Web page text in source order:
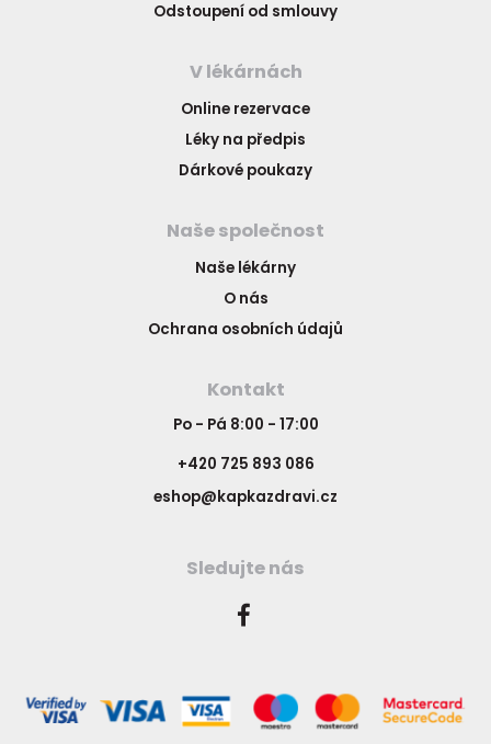
Odstoupení od smlouvy
V lékárnách
Online rezervace
Léky na předpis
Dárkové poukazy
Naše společnost
Naše lékárny
O nás
Ochrana osobních údajů
Kontakt
Po - Pá 8:00 - 17:00
+420 725 893 086
eshop@kapkazdravi.cz
Sledujte nás